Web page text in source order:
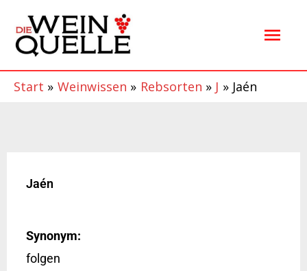
Inhalt
springen
Start Weinwissen Rebsorten J Jaén
Jaén
Synonym:
folgen